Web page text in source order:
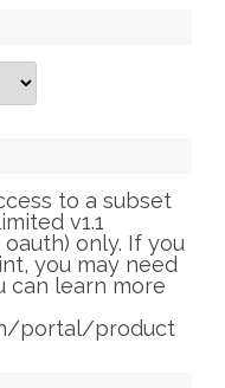
to a subset
v1.1
only. If you
you may need
can learn more
portal/product